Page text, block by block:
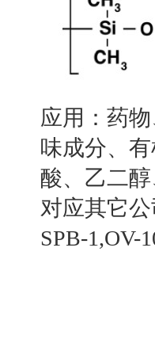
应用：药
味成分、
酸、乙二
对应其它公
SPB-1,OV-